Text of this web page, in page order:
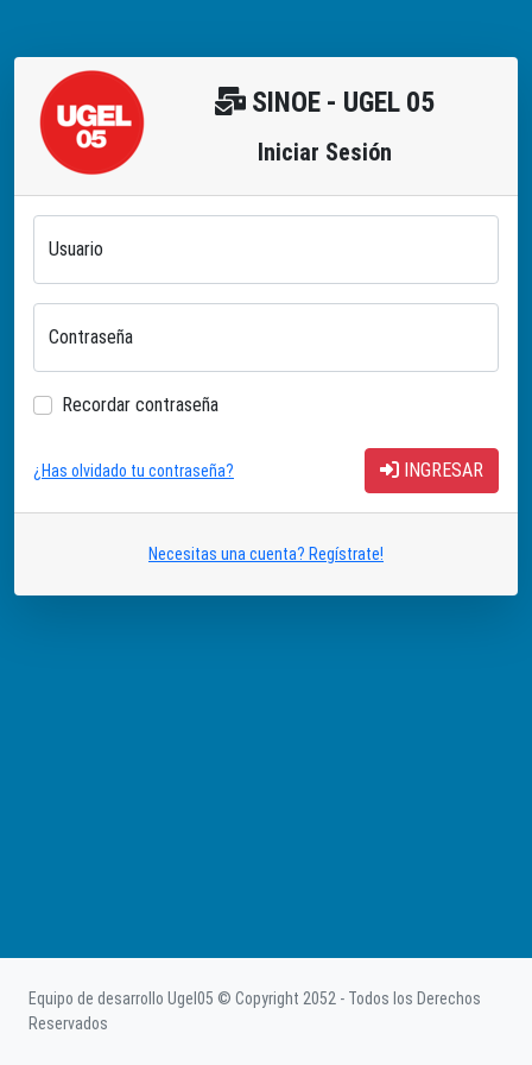
SINOE - UGEL 05
Iniciar Sesión
Usuario
Contraseña
Recordar contraseña
¿Has olvidado tu contraseña? INGRESAR
Necesitas una cuenta? Regístrate!
Equipo de desarrollo Ugel05 © Copyright 2052 - Todos los Derechos
Reservados